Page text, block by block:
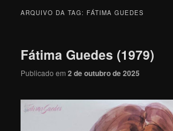
ARQUIVO DA TAG: FÁTIMA GUEDES
Fátima Guedes (1979)
Publicado em2 de outubro de 2025